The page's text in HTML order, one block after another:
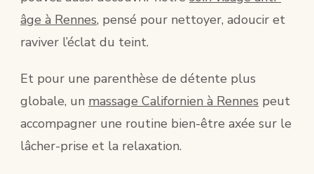
âge à Rennes, pensé pour nettoyer, adoucir et
raviver l’éclat du teint.
Et pour une parenthèse de détente plus
globale, un massage Californien à Rennes peut
accompagner une routine bien-être axée sur le
lâcher-prise et la relaxation.